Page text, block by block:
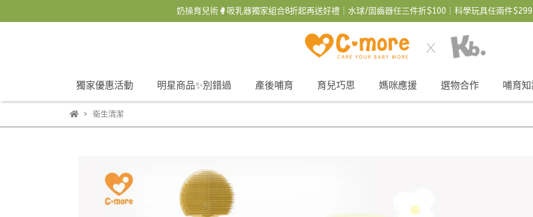
奶操育兒術🥊吸乳器獨家組合8折起再送好禮｜水球/固齒器任三件折$100｜科學玩具任兩件
獨家優惠活動 明星商品✨別錯過 產後哺育 育兒巧思 媽咪應援 選物合作 哺育
衛生清潔